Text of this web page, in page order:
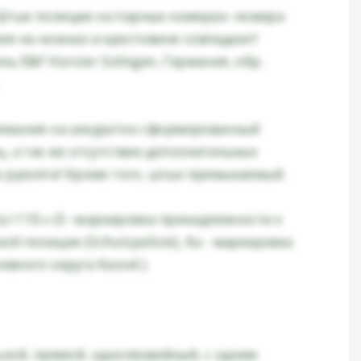
полиции на парных номерах- номера
на ножнах и крестовине совпадают!
E&F Horster Solingen, Германия, обр.
на аккуратно сформированный
а так же отсутствие дополнительных
рукояти! Кроме того, штык примыкаемый.
110.» (S –маркировка принадлежности к
полиции (Schutzpolizei), Ka - маркировка
округа Kassel.)
прямой, однолезвийный, с одним